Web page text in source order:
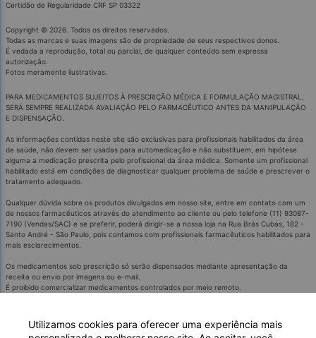
Utilizamos cookies para oferecer uma experiência mais
Certidão de Regularidade CRF SP 03322
Copyright © 2026. Todos os direitos reservados.
Todas as marcas e suas imagens são de propriedade de seus respectivos donos.
É vedada a reprodução, total ou parcial, de qualquer conteúdo sem expressa
autorização.
Fotos meramente ilustrativas.
PARA MEDICAMENTOS SUJEITOS À PRESCRIÇÃO MÉDICA E FORMULAÇÃO MAGISTRAL,
SERÁ SEMPRE REALIZADA AVALIAÇÃO PELO FARMACÊUTICO ANTES DA MANIPULAÇÃO
E DISPENSAÇÃO.
As informações contidas neste site são exclusivas para profissionais habilitados da área
de saúde, não devem ser usadas para automedicação e não substituem, em hipótese
alguma a medicação prescrita pelo profissional da área médica. Somente um profissional
habilitado está em condições de diagnosticar qualquer problema de saúde e prescrever o
tratamento adequado.
Qualquer dúvida sobre os produtos divulgados em nosso site, entre em contato com um
de nossos farmacêuticos através do atendimento ao cliente ou pelo telefone (11) 93087-
7190 (Vendas/SAC) e se preferir, poderá dirigir-se a nossa loja na Rua Brás Cubas, 182 -
Santo André - São Paulo, pois contamos com profissionais farmacêuticos habilitados para
mais esclarecimentos.
Os medicamentos sob prescrição só serão dispensados mediante apresentação da
receita ou envio por imagens ou e-mail.
É proibido comercializar medicamentos controlados por meio remoto.
'SE PERSISTIREM OS SINTOMAS, O MÉDICO OU FARMACÊCUTICO DEVERÁ SER
CONSULTADO'.